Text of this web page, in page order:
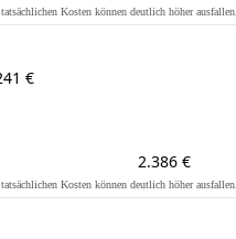
Kosten können deutlich höher ausfallen.
€
2.386 €
Kosten können deutlich höher ausfallen.